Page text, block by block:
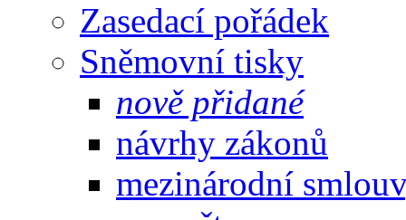
Zasedací pořádek
Sněmovní tisky
nově přidané
návrhy zákonů
mezinárodní